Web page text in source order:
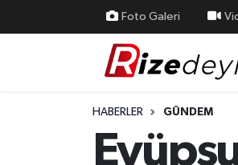
Foto Galeri
HABERLER GÜNDEM
Yurttan Haberler
Rize Nöbetçi Eczaneler
Rize Trafik Yoğunluk Haritası